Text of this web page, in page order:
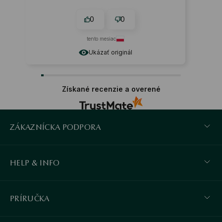
Ukázať originál
0 0
tento mesiac
Získané recenzie a overené
ZÁKAZNÍCKA PODPORA
HELP & INFO
PRÍRUČKA